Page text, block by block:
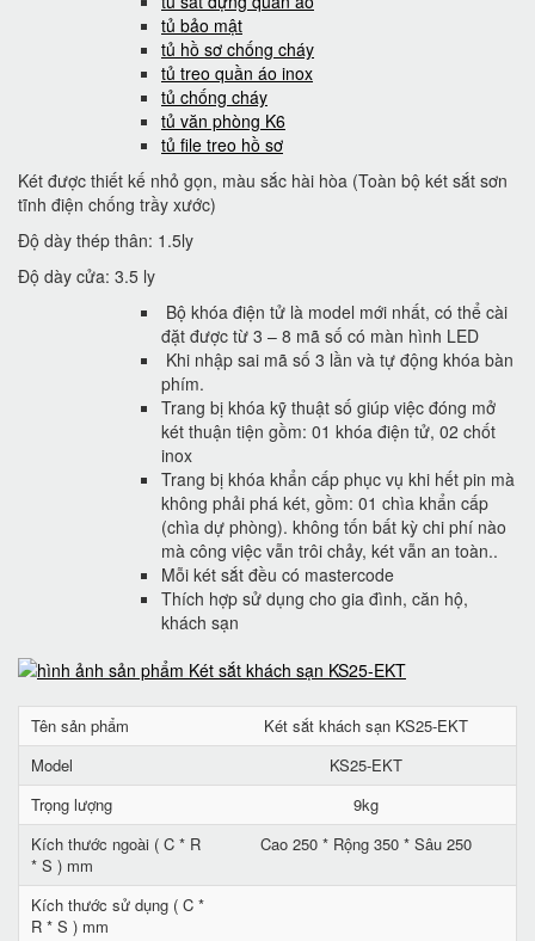
tủ bảo mật
tủ hồ sơ chống cháy
tủ treo quần áo inox
tủ chống cháy
tủ văn phòng K6
tủ file treo hồ sơ
Két được thiết kế nhỏ gọn, màu sắc hài hòa (Toàn bộ két sắt sơn
tĩnh điện chống trầy xước)
Độ dày thép thân: 1.5ly
Độ dày cửa: 3.5 ly
Bộ khóa điện tử là model mới nhất, có thể cài
đặt được từ 3 – 8 mã số có màn hình LED
Khi nhập sai mã số 3 lần và tự động khóa bàn
phím.
Trang bị khóa kỹ thuật số giúp việc đóng mở
két thuận tiện gồm: 01 khóa điện tử, 02 chốt
inox
Trang bị khóa khẩn cấp phục vụ khi hết pin mà
không phải phá két, gồm: 01 chìa khẩn cấp
(chìa dự phòng). không tốn bất kỳ chi phí nào
mà công việc vẫn trôi chảy, két vẫn an toàn..
Mỗi két sắt đều có mastercode
Thích hợp sử dụng cho gia đình, căn hộ,
khách sạn
Tên sản phẩm
Két sắt khách sạn KS25-EKT
Model
KS25-EKT
Trọng lượng
9kg
Kích thước ngoài ( C * R
* S ) mm
Cao 250 * Rộng 350 * Sâu 250
Kích thước sử dụng ( C *
R * S ) mm